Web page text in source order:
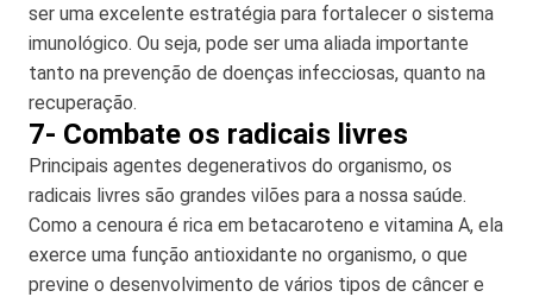
ser uma excelente estratégia para fortalecer o sistema
imunológico. Ou seja, pode ser uma aliada importante
tanto na prevenção de doenças infecciosas, quanto na
recuperação.
7- Combate os radicais livres
Principais agentes degenerativos do organismo, os
radicais livres são grandes vilões para a nossa saúde.
Como a cenoura é rica em betacaroteno e vitamina A, ela
exerce uma função antioxidante no organismo, o que
previne o desenvolvimento de vários tipos de câncer e